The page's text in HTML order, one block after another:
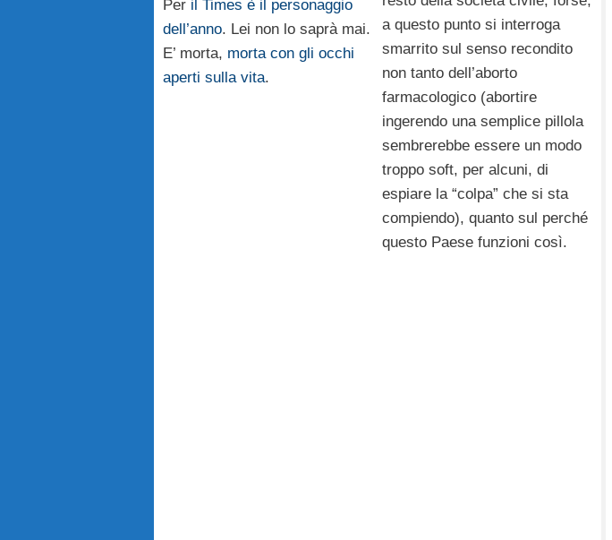
Per il Times è il personaggio
dell’anno. Lei non lo saprà mai.
E’ morta, morta con gli occhi
aperti sulla vita.
a questo punto si interroga
smarrito sul senso recondito
non tanto dell’aborto
farmacologico (abortire
ingerendo una semplice pillola
sembrerebbe essere un modo
troppo soft, per alcuni, di
espiare la “colpa” che si sta
compiendo), quanto sul perché
questo Paese funzioni così.